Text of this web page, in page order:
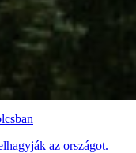
az országot.